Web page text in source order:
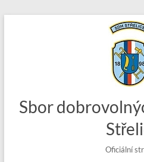
Sbor
Oficiální